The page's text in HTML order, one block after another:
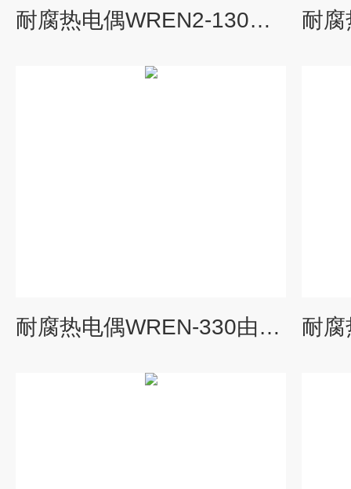
耐腐热电偶WREN2-130由上海自动化仪表三厂专业供应
耐腐热电偶WREN-330由上海自动化仪表三厂专业供应